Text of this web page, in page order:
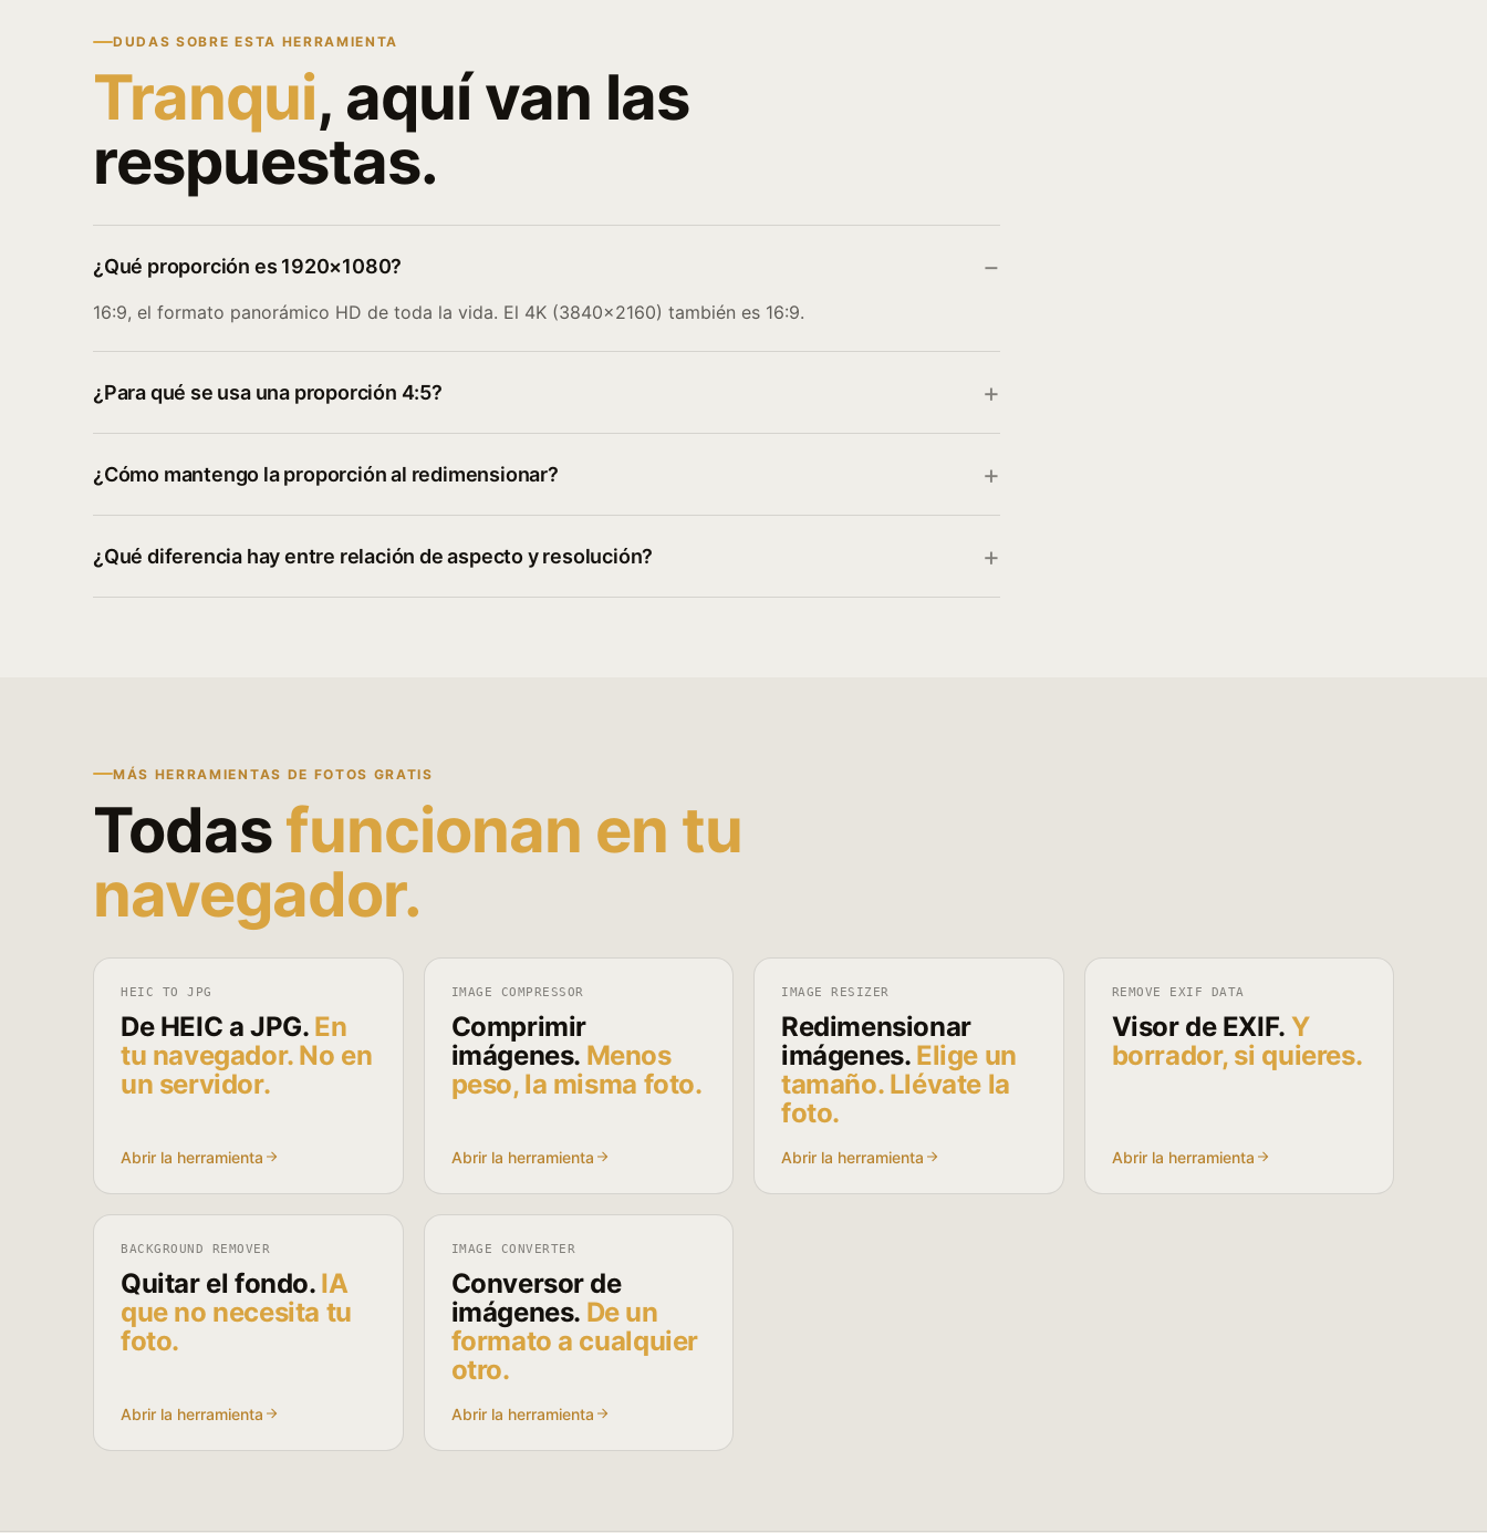
DUDAS SOBRE ESTA HERRAMIENTA
Tranqui, aquí van las
respuestas.
¿Qué proporción es 1920×1080?
16:9, el formato panorámico HD de toda la vida. El 4K (3840×2160) también es 16:9.
¿Para qué se usa una proporción 4:5?
¿Cómo mantengo la proporción al redimensionar?
¿Qué diferencia hay entre relación de aspecto y resolución?
MÁS HERRAMIENTAS DE FOTOS GRATIS
Todasfuncionan en tu
navegador.
HEIC TO JPG
De HEIC a JPG. En
tu navegador. No en
un servidor.
Abrir la herramienta
IMAGE COMPRESSOR
Comprimir
imágenes. Menos
peso, la misma foto.
Abrir la herramienta
IMAGE RESIZER
Redimensionar
imágenes. Elige un
tamaño. Llévate la
foto.
Abrir la herramienta
REMOVE EXIF DATA
Visor de EXIF. Y
borrador, si quieres.
Abrir la herramienta
BACKGROUND REMOVER
Quitar el fondo. IA
que no necesita tu
foto.
Abrir la herramienta
IMAGE CONVERTER
Conversor de
imágenes. De un
formato a cualquier
otro.
Abrir la herramienta